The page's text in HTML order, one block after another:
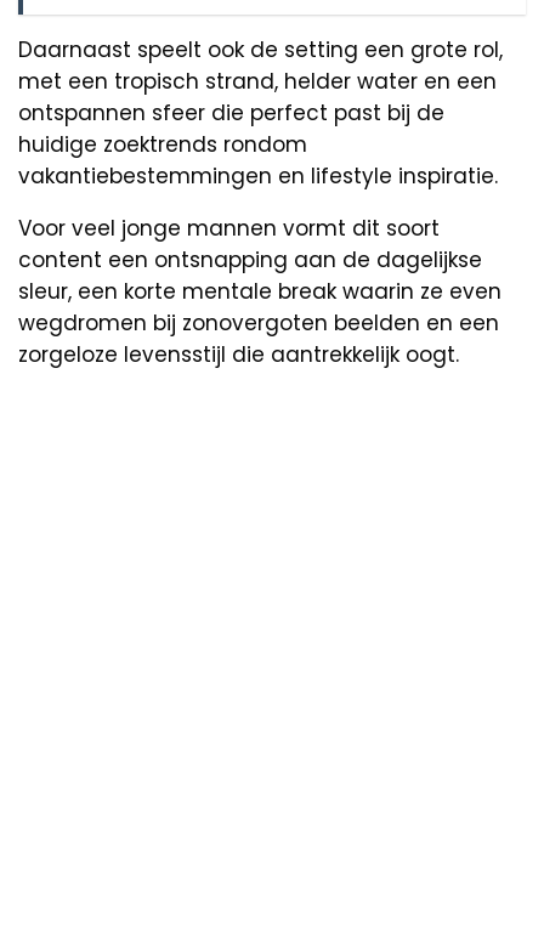
Daarnaast speelt ook de setting een grote rol,
met een tropisch strand, helder water en een
ontspannen sfeer die perfect past bij de
huidige zoektrends rondom
vakantiebestemmingen en lifestyle inspiratie.
Voor veel jonge mannen vormt dit soort
content een ontsnapping aan de dagelijkse
sleur, een korte mentale break waarin ze even
wegdromen bij zonovergoten beelden en een
zorgeloze levensstijl die aantrekkelijk oogt.